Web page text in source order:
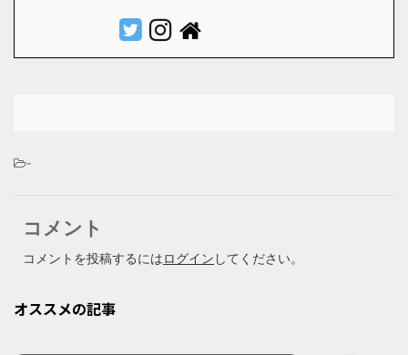
-
コメント
コメントを投稿するにはログイン してください。
オススメの記事